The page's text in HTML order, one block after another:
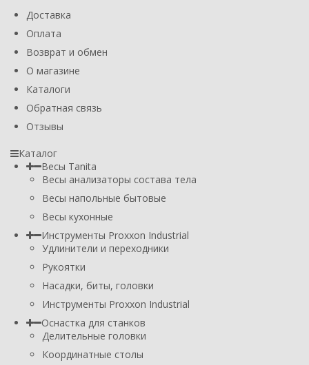
Доставка
Оплата
Возврат и обмен
О магазине
Каталоги
Обратная связь
Отзывы
Каталог
Весы Tanita
Весы анализаторы состава тела
Весы напольные бытовые
Весы кухонные
Инструменты Proxxon Industrial
Удлинители и переходники
Рукоятки
Насадки, биты, головки
Инструменты Proxxon Industrial
Оснастка для станков
Делительные головки
Координатные столы